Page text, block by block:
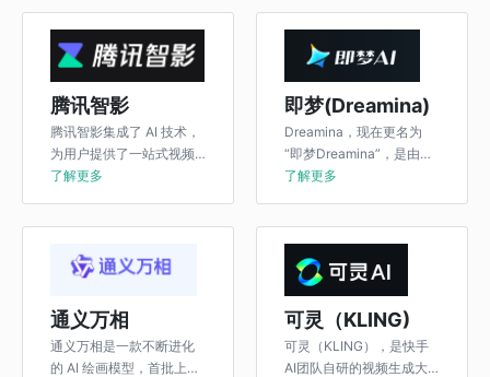
剪辑解决方案。
腾讯智影
腾讯智影集成了 AI 技术，
为用户提供了一站式视频
剪辑服务，包括素材搜
了解更多
即梦(Dreamina)
Dreamina，现在更名为
“即梦Dreamina”，是由字
节跳动公司开发的一款先
了解更多
通义万相
通义万相是一款不断进化
的 AI 绘画模型，首批上线
可灵（KLING)
可灵（KLING），是快手
AI团队自研的视频生成大